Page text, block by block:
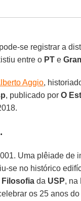
se registrar a
entre o PT e
Aggio,
, publicado porO
Uma plêiade de
se no histórico
Filosofiada USP, na
os 25 anos